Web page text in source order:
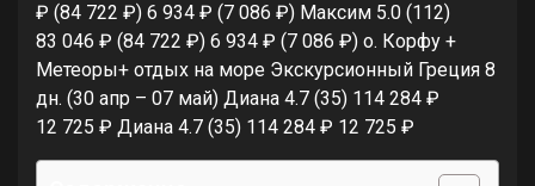
₽ (84 722 ₽) 6 934 ₽ (7 086 ₽) Максим 5.0 (112)
83 046 ₽ (84 722 ₽) 6 934 ₽ (7 086 ₽) о. Корфу +
Метеоры+ отдых на море Экскурсионный Греция 8
дн. (30 апр – 07 май) Диана 4.7 (35) 114 284 ₽
12 725 ₽ Диана 4.7 (35) 114 284 ₽ 12 725 ₽